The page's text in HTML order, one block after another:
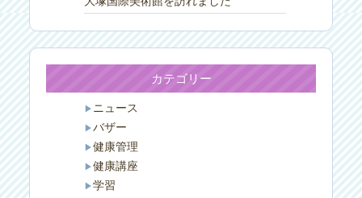
カテゴリー
ニュース
バザー
健康管理
健康講座
学習